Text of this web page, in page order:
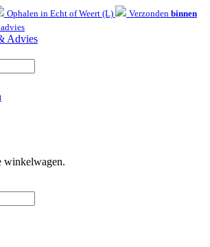
Ophalen in Echt of Weert (L) Verzonden binnen
winkelwagen.